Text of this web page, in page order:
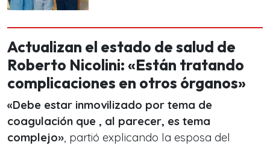
Actualizan el estado de salud de
Roberto Nicolini: «Están tratando
complicaciones en otros órganos»
«Debe estar inmovilizado por tema de
coagulación que , al parecer, es tema
complejo», partió explicando la esposa del